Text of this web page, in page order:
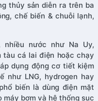
thủy sản diễn ra trên ba
chế biến & chuỗi lạnh,
nhiều nước như Na Uy,
tàu cá lai điện hoặc chạy
dụng động cơ tiết kiệm
như LNG, hydrogen hay
biến là dùng điện mặt
bơm và hệ thống sục